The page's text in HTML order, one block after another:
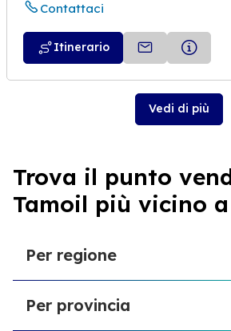
Contattaci
Itinerario
Vedi di più
Trova il punto
Tamoil più vicino
Per regione
Veneto
Abruzzo
Per provincia